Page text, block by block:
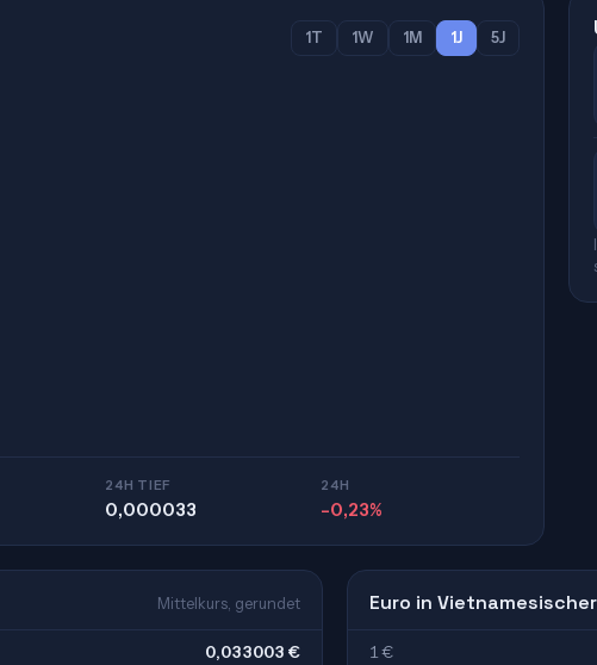
1T 1W 1M 1J 5J
24H TIEF
0,000033
24H
-0,23%
Mittelkurs, gerundet
0,033003 €
Euro in
1 €